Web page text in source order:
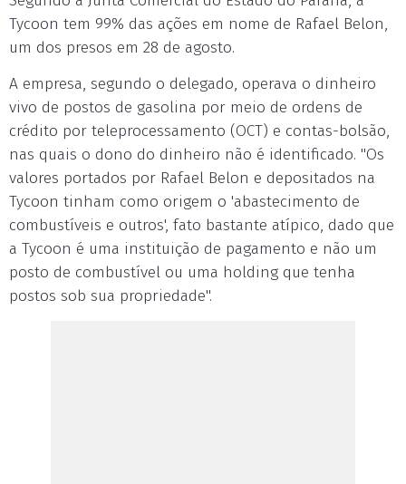
Tycoon tem 99% das ações em nome de Rafael Belon,
um dos presos em 28 de agosto.
A empresa, segundo o delegado, operava o dinheiro
vivo de postos de gasolina por meio de ordens de
crédito por teleprocessamento (OCT) e contas-bolsão,
nas quais o dono do dinheiro não é identificado. "Os
valores portados por Rafael Belon e depositados na
Tycoon tinham como origem o 'abastecimento de
combustíveis e outros', fato bastante atípico, dado que
a Tycoon é uma instituição de pagamento e não um
posto de combustível ou uma holding que tenha
postos sob sua propriedade".